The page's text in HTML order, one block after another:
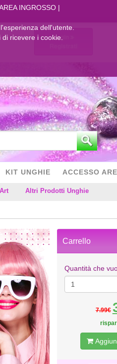
INGROSSO
Login
Altri Prodotti Unghie
KIT UNGHIE ACCESSO
Carrello
Quantità che
7.99€
dell'utente.
ricevere i cookie.